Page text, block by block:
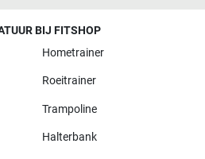
BIJ FITSHOP
Hometrainer
Roeitrainer
Trampoline
Halterbank